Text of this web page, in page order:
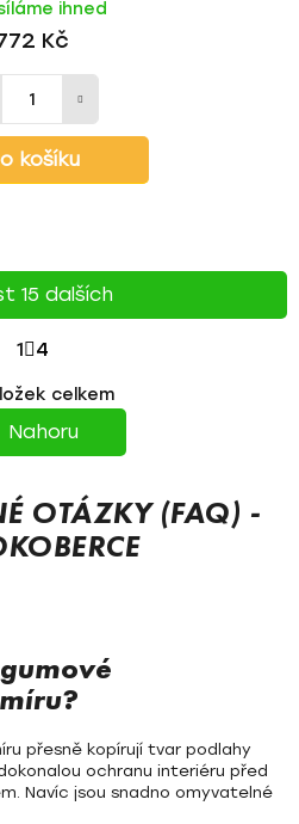
ihned
Kč
košíku
v
l
á
a
c
í
k
y
v
ý
p
i
15 dalších
S
T
R
Á
N
K
Á
N
Í
1 4
celkem
Nahoru
OTÁZKY (FAQ) -
přesně kopírují tvar podlahy
ochranu interiéru před
Navíc jsou snadno omyvatelné